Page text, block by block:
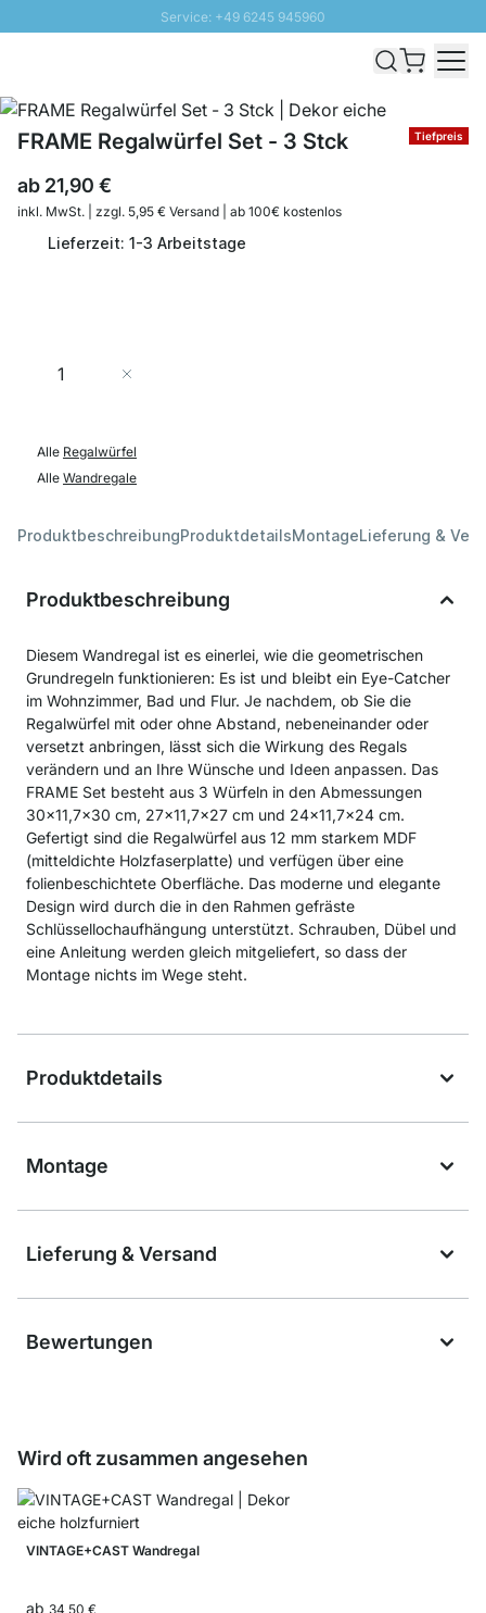
Service: +49 6245 945960
Schnelle Lieferung - Gratis Versand ab 100€
SUNNY SALE: Bis zu 20% Rabatt
Tiefpreis
FRAME Regalwürfel Set - 3 Stck
ab 21,90 €
inkl. MwSt. | zzgl. 5,95 € Versand | ab 100€ kostenlos
Lieferzeit: 1-3 Arbeitstage
Menge
Alle Regalwürfel
Alle Wandregale
ProduktbeschreibungProduktdetailsMontageLieferung &
Produktbeschreibung
Diesem Wandregal ist es einerlei, wie die geometrischen
Grundregeln funktionieren: Es ist und bleibt ein Eye-Catcher
im Wohnzimmer, Bad und Flur. Je nachdem, ob Sie die
Regalwürfel mit oder ohne Abstand, nebeneinander oder
versetzt anbringen, lässt sich die Wirkung des Regals
verändern und an Ihre Wünsche und Ideen anpassen. Das
FRAME Set besteht aus 3 Würfeln in den Abmessungen
30x11,7x30 cm, 27x11,7x27 cm und 24x11,7x24 cm.
Gefertigt sind die Regalwürfel aus 12 mm starkem MDF
(mitteldichte Holzfaserplatte) und verfügen über eine
folienbeschichtete Oberfläche. Das moderne und elegante
Design wird durch die in den Rahmen gefräste
Schlüssellochaufhängung unterstützt. Schrauben, Dübel und
eine Anleitung werden gleich mitgeliefert, so dass der
Montage nichts im Wege steht.
Produktdetails
Montage
Lieferung & Versand
Bewertungen
Wird oft zusammen angesehen
VINTAGE+CAST Wandregal
ab 34,50 €